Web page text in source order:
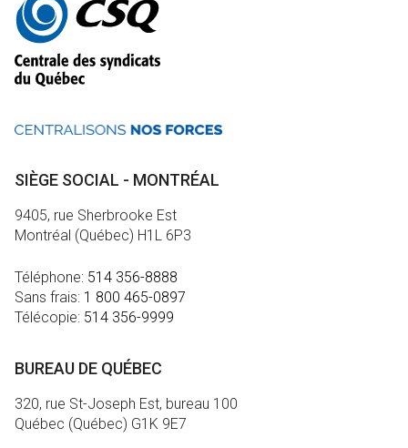
informations
SIÈGE SOCIAL - MONTRÉAL
9405, rue Sherbrooke Est
Montréal (Québec) H1L 6P3
Téléphone: 514 356-8888
Sans frais: 1 800 465-0897
Télécopie: 514 356-9999
BUREAU DE QUÉBEC
320, rue St-Joseph Est, bureau 100
Québec (Québec) G1K 9E7